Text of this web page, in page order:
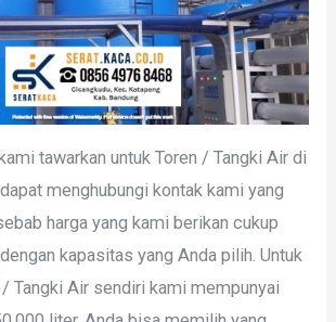
tawarkan untuk Toren / Tangki Air di
menghubungi kontak kami yang
harga yang kami berikan cukup
kapasitas yang Anda pilih. Untuk
Tangki Air sendiri kami mempunyai